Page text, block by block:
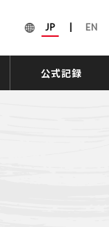
JP EN
公式記録